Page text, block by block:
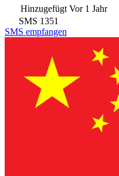
Hinzugefügt Vor 1 Jahr
SMS 1351
SMS empfangen